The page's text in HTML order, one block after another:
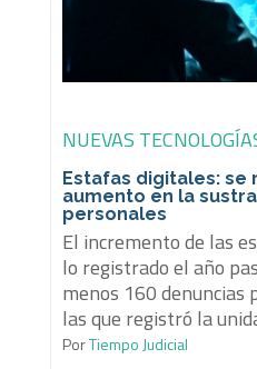
NUEVAS
Estafas digitales: se
aumento en la
personales
El incremento de las
lo registrado el año
menos 160 denuncias
las que registró la
PorTiempo Judicial